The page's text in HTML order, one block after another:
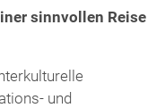
sinnvollen Reise
und